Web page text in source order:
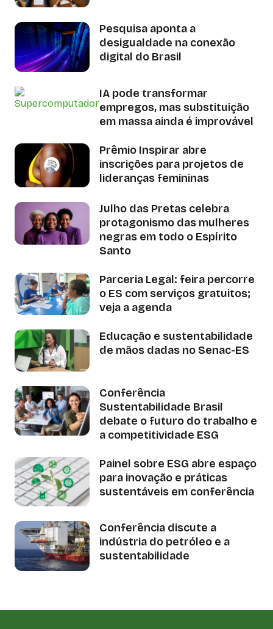
Pesquisa aponta a
desigualdade na conexão
digital do Brasil
IA pode transformar
empregos, mas substituição
em massa ainda é improvável
Prêmio Inspirar abre
inscrições para projetos de
lideranças femininas
Julho das Pretas celebra
protagonismo das mulheres
negras em todo o Espírito
Santo
Parceria Legal: feira percorre
o ES com serviços gratuitos;
veja a agenda
Educação e sustentabilidade
de mãos dadas no Senac-ES
Conferência
Sustentabilidade Brasil
debate o futuro do trabalho e
a competitividade ESG
Painel sobre ESG abre espaço
para inovação e práticas
sustentáveis em conferência
Conferência discute a
indústria do petróleo e a
sustentabilidade